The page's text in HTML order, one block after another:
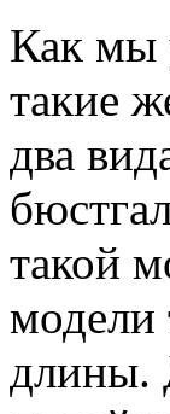
Как мы
такие
два
такой
модели
длины.